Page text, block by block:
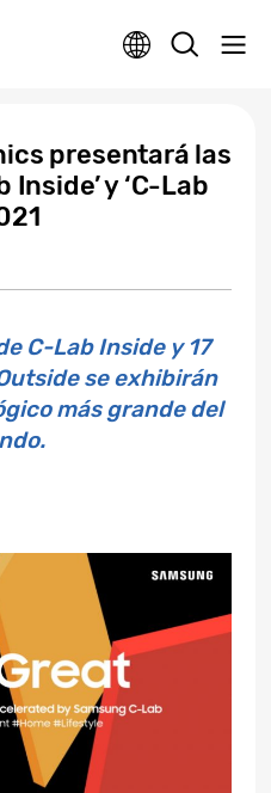
presentará las
y ‘C-Lab
C-Lab Inside y 17
se exhibirán
más grande del